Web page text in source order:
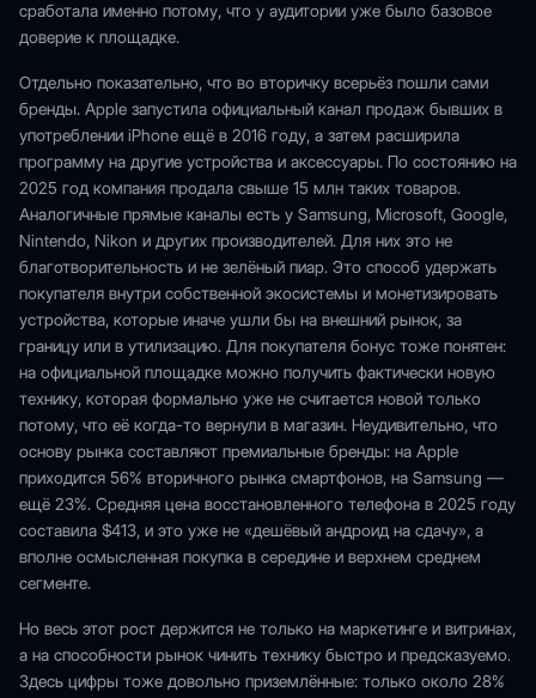
сработала именно потому, что у аудитории уже было базовое
доверие к площадке.
Отдельно показательно, что во вторичку всерьёз пошли сами
бренды. Apple запустила официальный канал продаж бывших в
употреблении iPhone ещё в 2016 году, а затем расширила
программу на другие устройства и аксессуары. По состоянию на
2025 год компания продала свыше 15 млн таких товаров.
Аналогичные прямые каналы есть у Samsung, Microsoft, Google,
Nintendo, Nikon и других производителей. Для них это не
благотворительность и не зелёный пиар. Это способ удержать
покупателя внутри собственной экосистемы и монетизировать
устройства, которые иначе ушли бы на внешний рынок, за
границу или в утилизацию. Для покупателя бонус тоже понятен:
на официальной площадке можно получить фактически новую
технику, которая формально уже не считается новой только
потому, что её когда-то вернули в магазин. Неудивительно, что
основу рынка составляют премиальные бренды: на Apple
приходится 56% вторичного рынка смартфонов, на Samsung —
ещё 23%. Средняя цена восстановленного телефона в 2025 году
составила $413, и это уже не «дешёвый андроид на сдачу», а
вполне осмысленная покупка в середине и верхнем среднем
сегменте.
Но весь этот рост держится не только на маркетинге и витринах,
а на способности рынок чинить технику быстро и предсказуемо.
Здесь цифры тоже довольно приземлённые: только около 28%